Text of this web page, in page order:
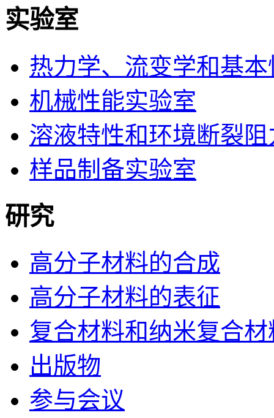
实验室
热力学、流变学和基
机械性能实验室
溶液特性和环境断裂
样品制备实验室
研究
高分子材料的合成
高分子材料的表征
复合材料和纳米复合材
出版物
参与会议